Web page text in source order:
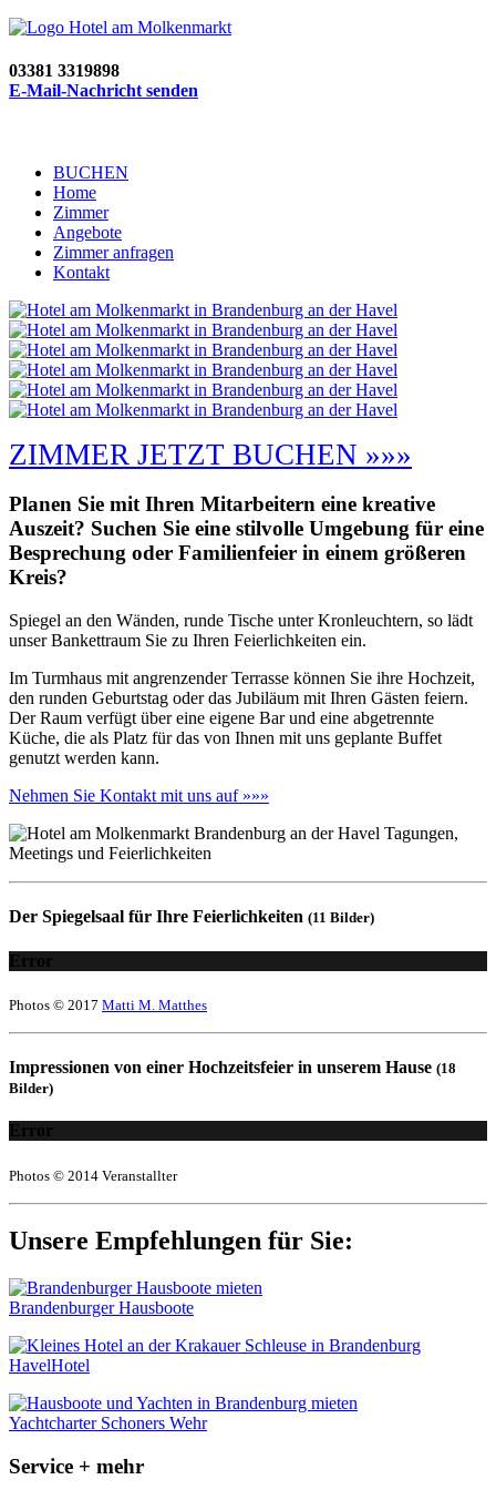
03381 3319898
E-Mail-Nachricht senden
BUCHEN
Home
Zimmer
Angebote
Zimmer anfragen
Kontakt
ZIMMER JETZT BUCHEN »»»
Planen Sie mit Ihren Mitarbeitern eine kreative
Auszeit? Suchen Sie eine stilvolle Umgebung für eine
Besprechung oder Familienfeier in einem größeren
Kreis?
Spiegel an den Wänden, runde Tische unter Kronleuchtern, so lädt
unser Bankettraum Sie zu Ihren Feierlichkeiten ein.
Im Turmhaus mit angrenzender Terrasse können Sie ihre Hochzeit,
den runden Geburtstag oder das Jubiläum mit Ihren Gästen feiern.
Der Raum verfügt über eine eigene Bar und eine abgetrennte
Küche, die als Platz für das von Ihnen mit uns geplante Buffet
genutzt werden kann.
Nehmen Sie Kontakt mit uns auf »»»
Der Spiegelsaal für Ihre Feierlichkeiten (11 Bilder)
Error
Photos © 2017 Matti M. Matthes
Impressionen von einer Hochzeitsfeier in unserem Hause (18
Bilder)
Error
Photos © 2014 Veranstallter
Unsere Empfehlungen für Sie:
Brandenburger Hausboote
HavelHotel
Yachtcharter Schoners Wehr
Service + mehr